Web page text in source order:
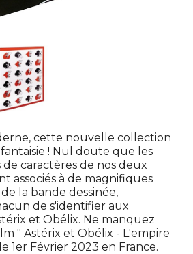
cette nouvelle collection
! Nul doute que les
caractères de nos deux
associés à de magnifiques
la bande dessinée,
de s'identifier aux
et Obélix. Ne manquez
" Astérix et Obélix - L'empire
1er Février 2023 en France.